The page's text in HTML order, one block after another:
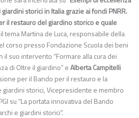
storici in Italia grazie ai fondi PNRR.
il restauro del giardino storico e quale
tema Martina de Luca, responsabile della
corso presso Fondazione Scuola dei beni
il suo intervento “Formare alla cura dei
di Oltre il giardino” eAlberta Campitelli
per il Bando per il restauro e la
storici, Vicepresidente e membro
su “La portata innovativa del Bando
e giardini storici”.